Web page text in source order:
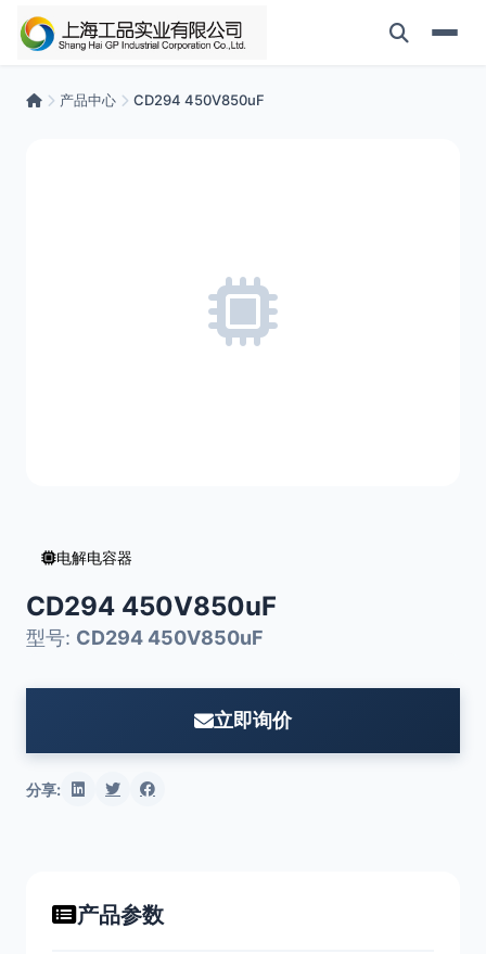
产品中心 CD294 450V850uF
电解电容器
CD294 450V850uF
型号: CD294 450V850uF
立即询价
分享:
产品参数